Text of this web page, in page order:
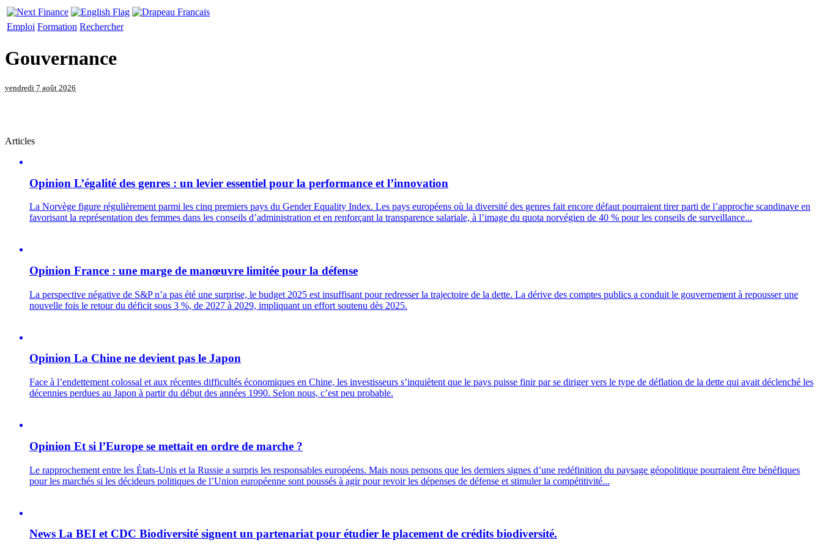
Emploi Formation Rechercher
Gouvernance
vendredi 7 août 2026
Articles
Opinion L’égalité des genres : un levier essentiel pour la performance et l’innovation
La Norvège figure régulièrement parmi les cinq premiers pays du Gender Equality Index. Les pays européens où la diversité des genres fait encore défaut pourraient tirer parti de l’approche scandinave en
favorisant la représentation des femmes dans les conseils d’administration et en renforçant la transparence salariale, à l’image du quota norvégien de 40 % pour les conseils de surveillance...
Opinion France : une marge de manœuvre limitée pour la défense
La perspective négative de S&P n’a pas été une surprise, le budget 2025 est insuffisant pour redresser la trajectoire de la dette. La dérive des comptes publics a conduit le gouvernement à repousser une
nouvelle fois le retour du déficit sous 3 %, de 2027 à 2029, impliquant un effort soutenu dès 2025.
Opinion La Chine ne devient pas le Japon
Face à l’endettement colossal et aux récentes difficultés économiques en Chine, les investisseurs s’inquiètent que le pays puisse finir par se diriger vers le type de déflation de la dette qui avait déclenché les
décennies perdues au Japon à partir du début des années 1990. Selon nous, c’est peu probable.
Opinion Et si l’Europe se mettait en ordre de marche ?
Le rapprochement entre les États-Unis et la Russie a surpris les responsables européens. Mais nous pensons que les derniers signes d’une redéfinition du paysage géopolitique pourraient être bénéfiques
pour les marchés si les décideurs politiques de l’Union européenne sont poussés à agir pour revoir les dépenses de défense et stimuler la compétitivité...
News La BEI et CDC Biodiversité signent un partenariat pour étudier le placement de crédits biodiversité.